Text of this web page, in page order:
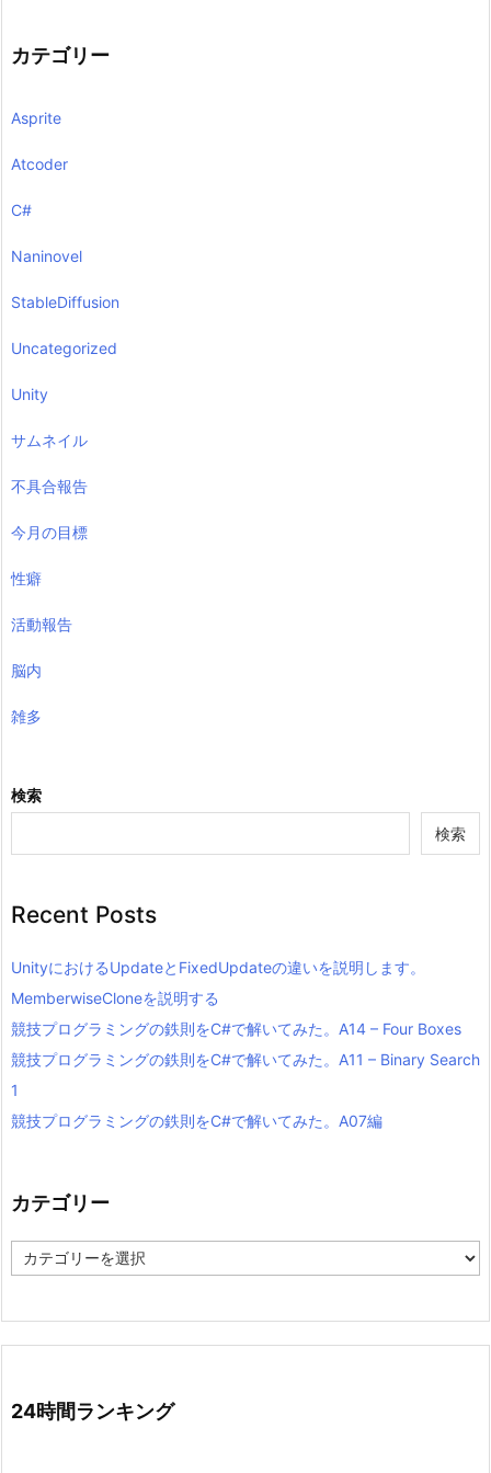
カテゴリー
Asprite
Atcoder
C#
Naninovel
StableDiffusion
Uncategorized
Unity
サムネイル
不具合報告
今月の目標
性癖
活動報告
脳内
雑多
検索
検索
Recent Posts
UnityにおけるUpdateとFixedUpdateの違いを説明します。
MemberwiseCloneを説明する
競技プログラミングの鉄則をC#で解いてみた。A14 – Four Boxes
競技プログラミングの鉄則をC#で解いてみた。A11 – Binary Search
1
競技プログラミングの鉄則をC#で解いてみた。A07編
カテゴリー
テ
24時間ランキング